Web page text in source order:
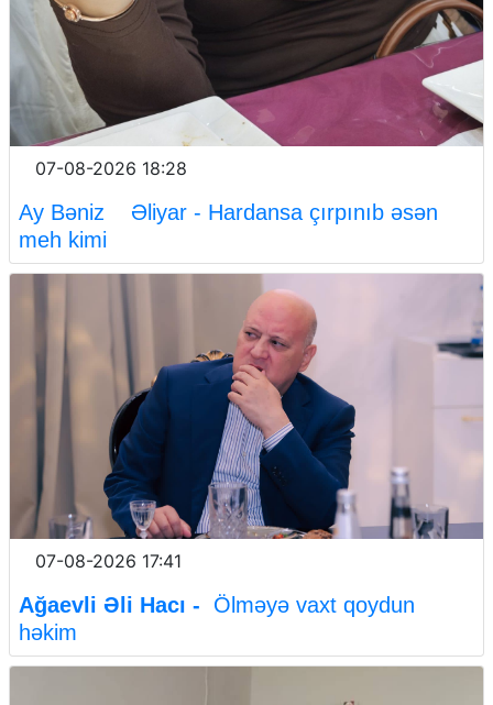
07-08-2026 18:28
Ay Bəniz Əliyar - Hardansa çırpınıb əsən
meh kimi
07-08-2026 17:41
Ağaevli Əli Hacı - Ölməyə vaxt qoydun
həkim